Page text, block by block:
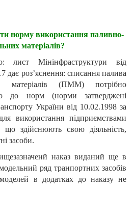
норму використання паливно-
матеріалів?
лист Мінінфраструктури від
дає роз’яснення: списання палива
матеріалів (ПММ) потрібно
до норм (норми затверджені
України від 10.02.1998 за
використання підприємствами
що здійснюють свою діяльність,
засоби.
наказ виданий ще в
ряд транпортних засобів
в додатках до наказу не